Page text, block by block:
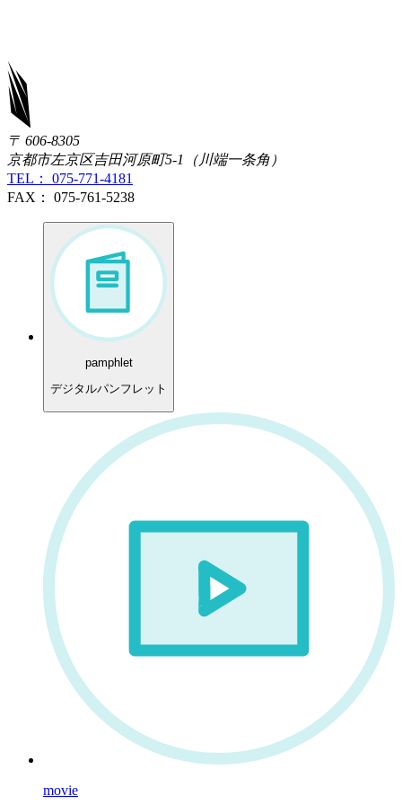
〒 606-8305
京都市左京区吉田河原町5-1（川端一条角）
TEL： 075-771-4181
FAX： 075-761-5238
pamphlet
デジタルパンフレット
movie